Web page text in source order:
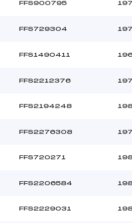
FFS900795
FFS729304
FFS1490411
FFS2212376
FFS2194248
FFS2276308
FFS720271
FFS2206584
FFS2229031